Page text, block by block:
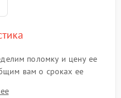
поломку и цену ее
вам о сроках ее